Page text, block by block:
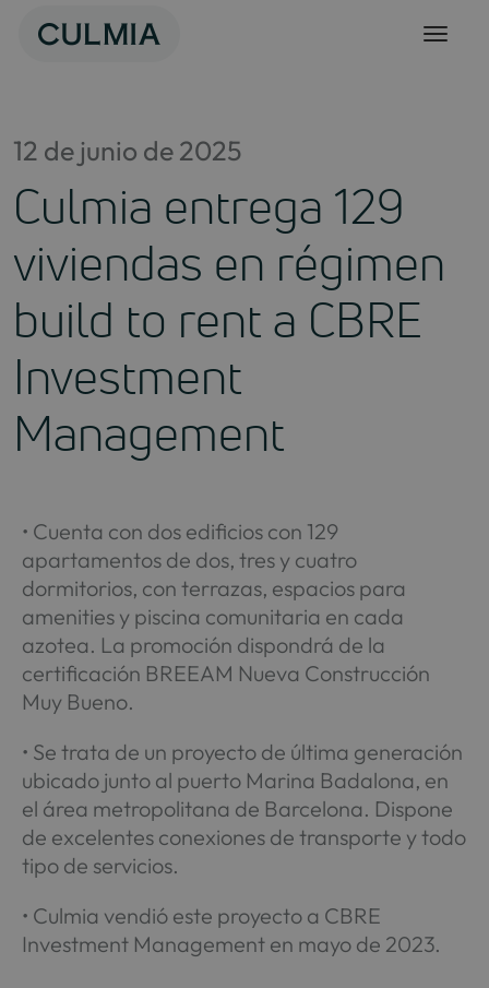
12 de junio de 2025
Culmia entrega 129
viviendas en régimen
build to rent a CBRE
Investment
Management
• Cuenta con dos edificios con 129
apartamentos de dos, tres y cuatro
dormitorios, con terrazas, espacios para
amenities y piscina comunitaria en cada
azotea. La promoción dispondrá de la
certificación BREEAM Nueva Construcción
Muy Bueno.
• Se trata de un proyecto de última generación
ubicado junto al puerto Marina Badalona, en
el área metropolitana de Barcelona. Dispone
de excelentes conexiones de transporte y todo
tipo de servicios.
• Culmia vendió este proyecto a CBRE
Investment Management en mayo de 2023.